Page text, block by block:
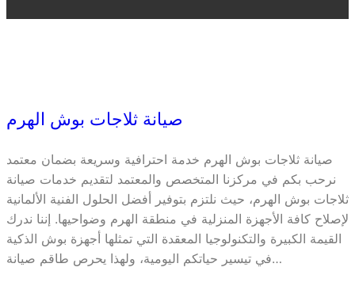
صيانة ثلاجات بوش الهرم
صيانة ثلاجات بوش الهرم خدمة احترافية وسريعة بضمان معتمد
نرحب بكم في مركزنا المتخصص والمعتمد لتقديم خدمات صيانة
ثلاجات بوش الهرم، حيث نلتزم بتوفير أفضل الحلول الفنية الألمانية
لإصلاح كافة الأجهزة المنزلية في منطقة الهرم وضواحيها. إننا ندرك
القيمة الكبيرة والتكنولوجيا المعقدة التي تمثلها أجهزة بوش الذكية
في تيسير حياتكم اليومية، ولهذا يحرص طاقم صيانة…